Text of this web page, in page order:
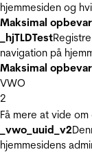
hjemmesiden og
Maksimal
_hjTLDTest
navigation på
Maksimal
VWO
2
Få mere at vide
_vwo_uuid_v2
hjemmesidens